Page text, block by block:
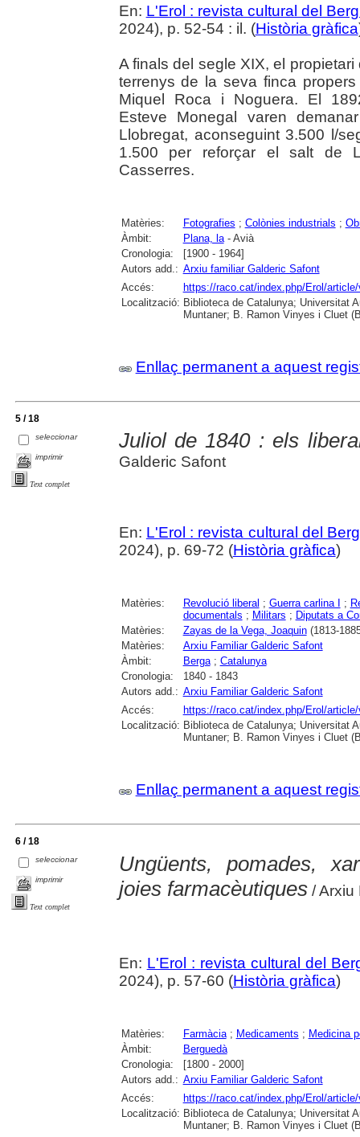
En: L'Erol : revista cultural del
2024), p. 52-54 : il. (Història gràfica
A finals del segle XIX, el
terrenys de la seva finca
Miquel Roca i Noguera. El
Esteve Monegal varen
Llobregat, aconseguint 3.500 l/
1.500 per reforçar el salt de
Casserres.
Matèries: Fotografies ; Colònies industrials ;
Àmbit:
Plana, la- Avià
Cronologia:
[1900 - 1964]
Autors add.: Arxiu familiar Galderic Safont
Accés:
https://raco.cat/index.php/Erol/
Localització: Biblioteca de Catalunya; Universitat
Muntaner; B. Ramon Vinyes i Cluet
Enllaç permanent a aquest
5 / 18
seleccionar
imprimir
Text complet
Juliol de 1840 : els
Galderic Safont
En: L'Erol : revista cultural del
2024), p. 69-72 (Història gràfica)
Matèries: Revolució liberal ; Guerra carlina I ;
documentals ; Militars ; Diputats a
Matèries:
Zayas de la Vega, Joaquin(1813-
Matèries:
Arxiu Familiar Galderic Safont
Àmbit:
Berga; Catalunya
Cronologia:
1840 - 1843
Autors add.: Arxiu Familiar Galderic Safont
Accés:
https://raco.cat/index.php/Erol/
Localització: Biblioteca de Catalunya; Universitat
Muntaner; B. Ramon Vinyes i Cluet
Enllaç permanent a aquest
6 / 18
seleccionar
imprimir
Text complet
Ungüents, pomades,
joies farmacèutiques/ Arxiu
En: L'Erol : revista cultural del
2024), p. 57-60 (Història gràfica)
Matèries: Farmàcia; Medicaments ; Medicina
Àmbit:
Berguedà
Cronologia:
[1800 - 2000]
Autors add.: Arxiu Familiar Galderic Safont
Accés:
https://raco.cat/index.php/Erol/article/
Localització: Biblioteca de Catalunya; Universitat
Muntaner; B. Ramon Vinyes i Cluet